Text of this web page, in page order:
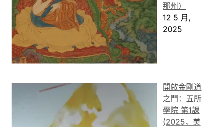
那州）
12 5 月,
2025
開啟金剛道
之門：五所
學院 第1課
(2025，美